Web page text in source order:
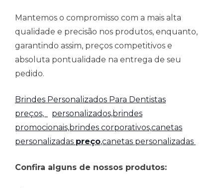
Mantemos o compromisso com a mais alta
qualidade e precisão nos produtos, enquanto,
garantindo assim, preços competitivos e
absoluta pontualidade na entrega de seu
pedido.
Brindes Personalizados Para Dentistas
preços,
personalizados,brindes
promocionais,brindes corporativos,canetas
personalizadas preço,canetas personalizadas
Confira alguns de nossos produtos: